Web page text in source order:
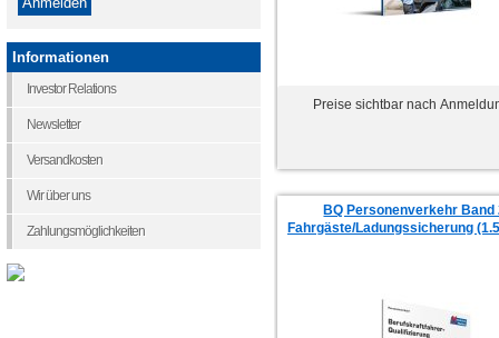
Preise sichtbar nach
BQ Personenverkehr Band
Fahrgäste/Ladungssicherung
Informationen
Investor Relations
Newsletter
Versandkosten
Wir über uns
Zahlungsmöglichkeiten